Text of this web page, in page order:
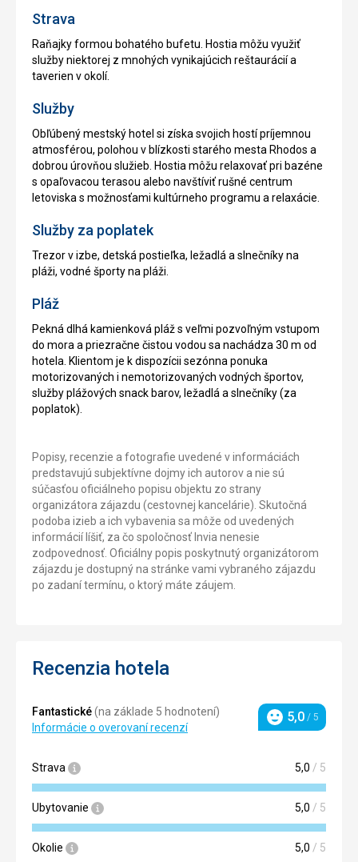
Strava
Raňajky formou bohatého bufetu. Hostia môžu využiť
služby niektorej z mnohých vynikajúcich reštaurácií a
taverien v okolí.
Služby
Obľúbený mestský hotel si získa svojich hostí príjemnou
atmosférou, polohou v blízkosti starého mesta Rhodos a
dobrou úrovňou služieb. Hostia môžu relaxovať pri bazéne
s opaľovacou terasou alebo navštíviť rušné centrum
letoviska s možnosťami kultúrneho programu a relaxácie.
Služby za poplatek
Trezor v izbe, detská postieľka, ležadlá a slnečníky na
pláži, vodné športy na pláži.
Pláž
Pekná dlhá kamienková pláž s veľmi pozvoľným vstupom
do mora a priezračne čistou vodou sa nachádza 30 m od
hotela. Klientom je k dispozícii sezónna ponuka
motorizovaných i nemotorizovaných vodných športov,
služby plážových snack barov, ležadlá a slnečníky (za
poplatok).
Popisy, recenzie a fotografie uvedené v informáciách
predstavujú subjektívne dojmy ich autorov a nie sú
súčasťou oficiálneho popisu objektu zo strany
organizátora zájazdu (cestovnej kancelárie). Skutočná
podoba izieb a ich vybavenia sa môže od uvedených
informácií líšiť, za čo spoločnosť Invia nenesie
zodpovednosť. Oficiálny popis poskytnutý organizátorom
zájazdu je dostupný na stránke vami vybraného zájazdu
po zadaní termínu, o ktorý máte záujem.
Recenzia hotela
Fantastické(na základe 5 hodnotení)
Informácie o overovaní recenzí
Hodnotenie
5,0 / 5
Strava 5,0 / 5
Ubytovanie 5,0 / 5
Okolie 5,0 / 5